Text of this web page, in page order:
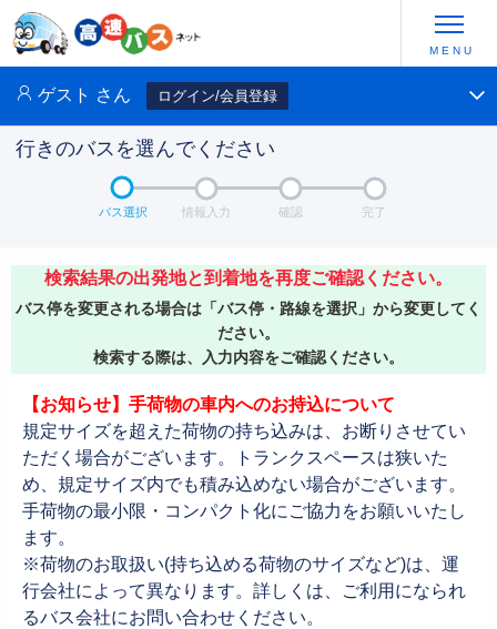
ゲスト さん ログイン/会員登録
行きのバスを選んでください
バス選択 情報入力 確認 完了
検索結果の出発地と到着地を再度ご確認ください。
バス停を変更される場合は「バス停・路線を選択」から変更してく
ださい。
検索する際は、入力内容をご確認ください。
【お知らせ】手荷物の車内へのお持込について
規定サイズを超えた荷物の持ち込みは、お断りさせてい
ただく場合がございます。トランクスペースは狭いた
め、規定サイズ内でも積み込めない場合がございます。
手荷物の最小限・コンパクト化にご協力をお願いいたし
ます。
※荷物のお取扱い(持ち込める荷物のサイズなど)は、運
行会社によって異なります。詳しくは、ご利用になられ
るバス会社にお問い合わせください。